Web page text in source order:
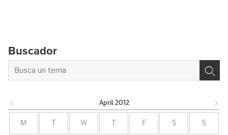
Buscador
April 2012
M W F S S